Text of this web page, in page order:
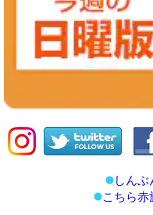
しんぶ
こちら赤